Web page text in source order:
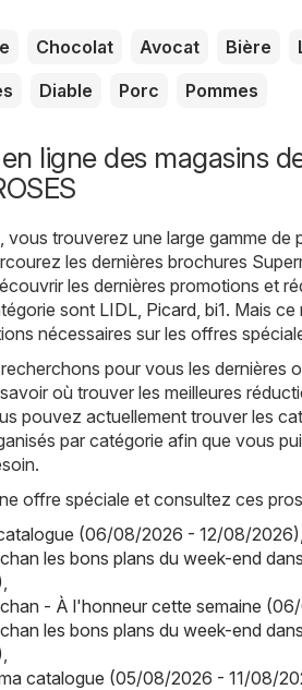
Chocolat Avocat Bière
Diable Porc Pommes
ligne des magasins
vous trouverez une large gamme de
les dernières brochures
les dernières promotions et
sont LIDL Picard bi1. Mais
nécessaires sur les offres
pour vous les dernières
où trouver les meilleures
pouvez actuellement trouver les
par catégorie afin que vous
offre spéciale et consultez ces
(06/08/2026 - 12/08/2026)
les bons plans du week-end
- À l'honneur cette semaine
les bons plans du week-end
catalogue (05/08/2026 - 11/08/